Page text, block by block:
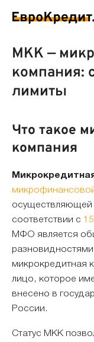
МКК —
компания:
лимиты
Что такое
компания
осуществляющей
соответствии с
МФО является
микрокредитная
лицо, которое
внесено в
России.
Статус МКК